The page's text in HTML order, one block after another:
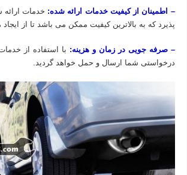
– اطمینان از کیفیت خدمات ارائه شده: خدمات
پذیرد که به بالاترین کیفیت ممکن می باشد تا از
– صرفه جویی در زمان و هزینه: با استفاده از
درخواستی شما ارسال و حمل خواهد گردید.